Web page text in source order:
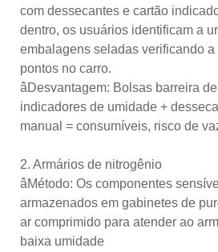
com dessecantes e cartão
dentro, os usuários identificam a
embalagens seladas verificando
pontos no carro.
âDesvantagem: Bolsas barreira
indicadores de umidade +
manual = consumíveis, risco de
2. Armários de nitrogênio
âMétodo: Os componentes
armazenados em gabinetes de
ar comprimido para atender ao
baixa umidade